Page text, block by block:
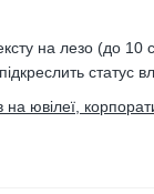
на лезо (до
статус
ювілеї,